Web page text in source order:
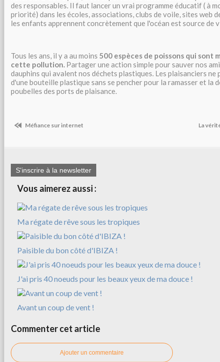
des responsables. Il faut lancer un vrai programme éducatif ( à
priorité) dans les écoles, associations, clubs de voile, sites web
les enfants apprennent concrètement que l'océan est source de
Tous les ans, il y a au moins 500 espèces de poissons qui sont
cette pollution. Partager une action simple pour sauver nos
dauphins qui avalent nos déchets plastiques. Les plaisanciers ne
d'une bouteille plastique sans se pencher pour la ramasser et la
poubelles des ports de plaisance.
Méfiance sur internet La
S'inscrire à la newsletter
Vous aimerez aussi :
Ma régate de rêve sous les tropiques
Paisible du bon côté d'IBIZA !
J'ai pris 40 noeuds pour les beaux yeux de ma douce !
Avant un coup de vent !
Commenter cet article
Ajouter un commentaire